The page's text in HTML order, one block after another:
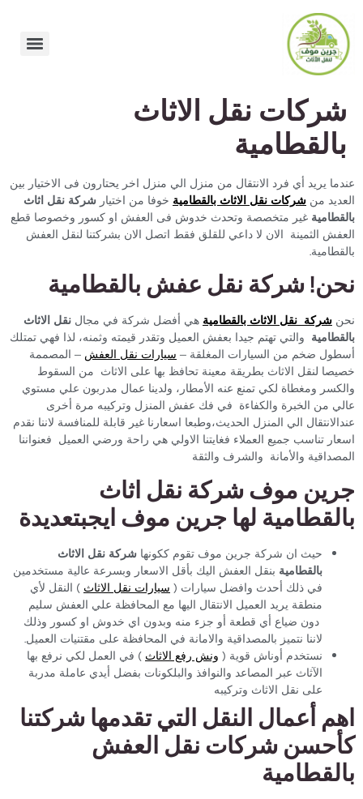
شركات نقل الاثاث
بالقطامية
عندما يريد أي فرد الانتقال من منزل الي منزل اخر يحتارون فى الاختيار بين
العديد من شركات نقل الاثاث بالقطامية خوفا من اختيار شركة نقل اثاث
بالقطامية غير متخصصة وتحدث خدوش فى العفش او كسور وخصوصا قطع
العفش الثمينة الان لا داعي للقلق فقط اتصل الان بشركتنا لنقل العفش
بالقطامية.
نحن! شركة نقل عفش بالقطامية
نحن شركة نقل الاثاث بالقطامية هي أفضل شركة في مجال نقل الاثاث
بالقطامية والتي تهتم جيدا بعفش العميل وتقدر قيمته وثمنه، لذا فهي تمتلك
أسطول ضخم من السيارات المغلقة – سيارات نقل العفش – المصممة
خصيصا لنقل الاثاث بطريقة معينة تحافظ بها على الاثاث من السقوط
والكسر ومغطاة لكي تمنع عنه الأمطار، ولدينا عمال مدربون علي مستوي
عالي من الخبرة والكفاءة في فك عفش المنزل وتركيبه مرة أخرى
عندالانتقال الي المنزل الحديث،وطبعا اسعارنا غير قابلة للمنافسة لاننا نقدم
اسعار تناسب جميع العملاء فغايتنا الاولي هي راحة ورضي العميل فعنواننا
المصداقية والأمانة والشرف والثقة
جرين موف شركة نقل اثاث
بالقطامية لها جرين موف ايجبتعديدة
حيث ان شركة جرين موف تقوم ككونها شركة نقل الاثاث
بالقطامية بنقل العفش اليك بأقل الاسعار وبسرعة عالية مستخدمين
في ذلك أحدث وافضل سيارات ( سيارات نقل الاثاث ) النقل لأي
منطقة يريد العميل الانتقال اليها مع المحافظة علي العفش سليم
دون ضياع أي قطعة أو جزء منه وبدون اي خدوش او كسور وذلك
لاننا نتميز بالمصداقية والامانة في المحافظة على مقتنيات العميل.
نستخدم أوناش قوية ( ونش رفع الاثاث ) في العمل لكي نرفع بها
الآثاث عبر المصاعد والنوافذ والبلكونات بفضل أيدي عاملة مدربة
على نقل الاثاث وتركيبه
اهم أعمال النقل التي تقدمها شركتنا
كأحسن شركات نقل العفش
بالقطامية